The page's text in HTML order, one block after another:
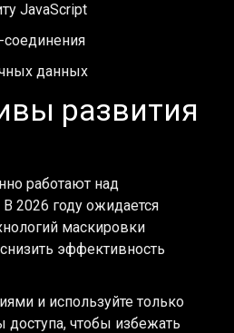
JavaScript
соединения
данных
развития
работают над
2026 году ожидается
маскировки
эффективность
и используйте только
чтобы избежать